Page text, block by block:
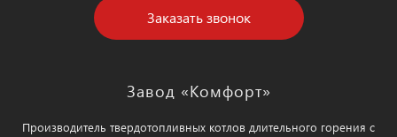
Заказать звонок
Завод «Комфорт»
Производитель твердотопливных котлов длительного горения с